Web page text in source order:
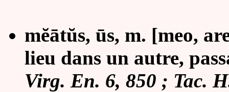
mĕātŭs, ūs, m. [meo,
lieu dans un autre,
Virg. En. 6, 850 ; Tac.